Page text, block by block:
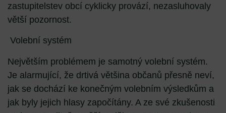
zastupitelstev obcí cyklicky provází, nezasluhovaly
větší pozornost.
Volební systém
Největším problémem je samotný volební systém.
Je alarmující, že drtivá většina občanů přesně neví,
jak se dochází ke konečným volebním výsledkům a
jak byly jejich hlasy započítány. A ze své zkušenosti